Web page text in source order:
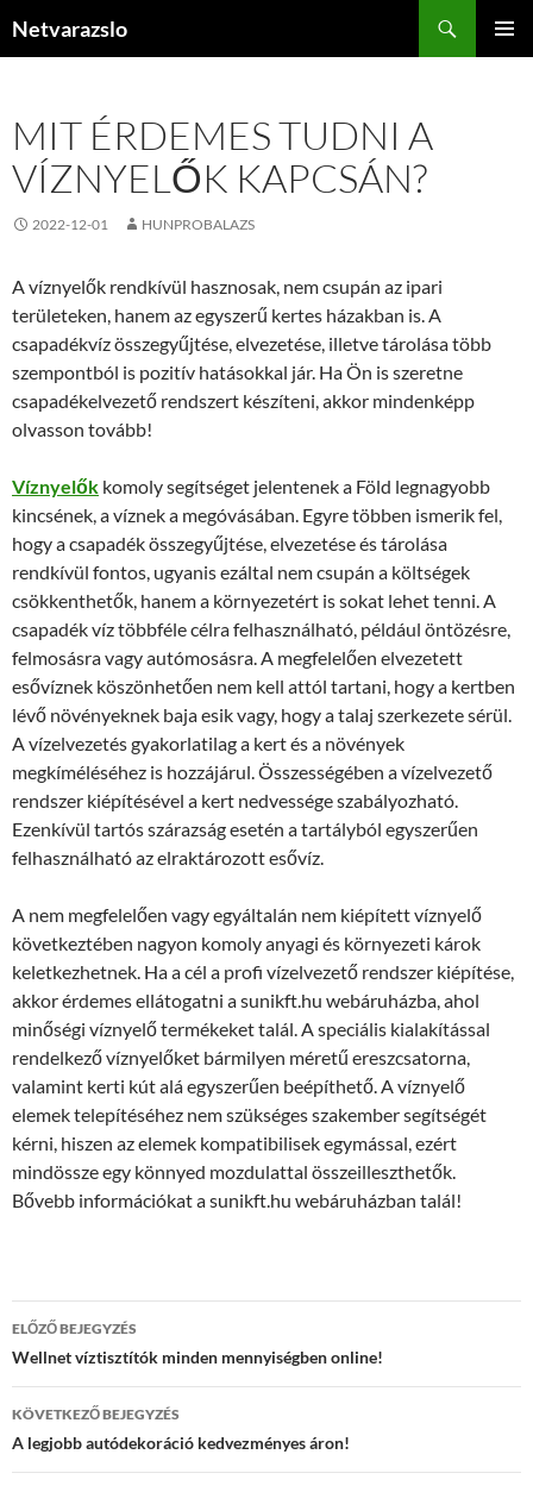
Netvarazslo
MIT ÉRDEMES TUDNI A
VÍZNYELŐK KAPCSÁN?
2022-12-01 HUNPROBALAZS
A víznyelők rendkívül hasznosak, nem csupán az ipari
területeken, hanem az egyszerű kertes házakban is. A
csapadékvíz összegyűjtése, elvezetése, illetve tárolása több
szempontból is pozitív hatásokkal jár. Ha Ön is szeretne
csapadékelvezető rendszert készíteni, akkor mindenképp
olvasson tovább!
Víznyelők komoly segítséget jelentenek a Föld legnagyobb
kincsének, a víznek a megóvásában. Egyre többen ismerik fel,
hogy a csapadék összegyűjtése, elvezetése és tárolása
rendkívül fontos, ugyanis ezáltal nem csupán a költségek
csökkenthetők, hanem a környezetért is sokat lehet tenni. A
csapadék víz többféle célra felhasználható, például öntözésre,
felmosásra vagy autómosásra. A megfelelően elvezetett
esővíznek köszönhetően nem kell attól tartani, hogy a kertben
lévő növényeknek baja esik vagy, hogy a talaj szerkezete sérül.
A vízelvezetés gyakorlatilag a kert és a növények
megkíméléséhez is hozzájárul. Összességében a vízelvezető
rendszer kiépítésével a kert nedvessége szabályozható.
Ezenkívül tartós szárazság esetén a tartályból egyszerűen
felhasználható az elraktározott esővíz.
A nem megfelelően vagy egyáltalán nem kiépített víznyelő
következtében nagyon komoly anyagi és környezeti károk
keletkezhetnek. Ha a cél a profi vízelvezető rendszer kiépítése,
akkor érdemes ellátogatni a sunikft.hu webáruházba, ahol
minőségi víznyelő termékeket talál. A speciális kialakítással
rendelkező víznyelőket bármilyen méretű ereszcsatorna,
valamint kerti kút alá egyszerűen beépíthető. A víznyelő
elemek telepítéséhez nem szükséges szakember segítségét
kérni, hiszen az elemek kompatibilisek egymással, ezért
mindössze egy könnyed mozdulattal összeilleszthetők.
Bővebb információkat a sunikft.hu webáruházban talál!
Bejegyzés
navigáció
ELŐZŐ BEJEGYZÉS
Wellnet víztisztítók minden mennyiségben online!
KÖVETKEZŐ BEJEGYZÉS
A legjobb autódekoráció kedvezményes áron!